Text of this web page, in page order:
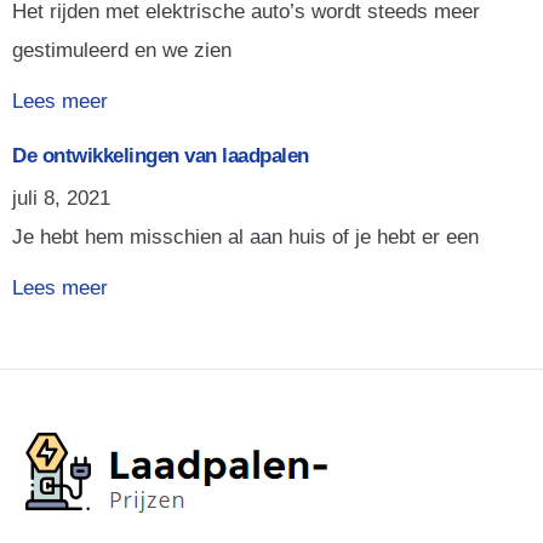
Het rijden met elektrische auto’s wordt steeds meer
gestimuleerd en we zien
Lees meer
De ontwikkelingen van laadpalen
juli 8, 2021
Je hebt hem misschien al aan huis of je hebt er een
Lees meer